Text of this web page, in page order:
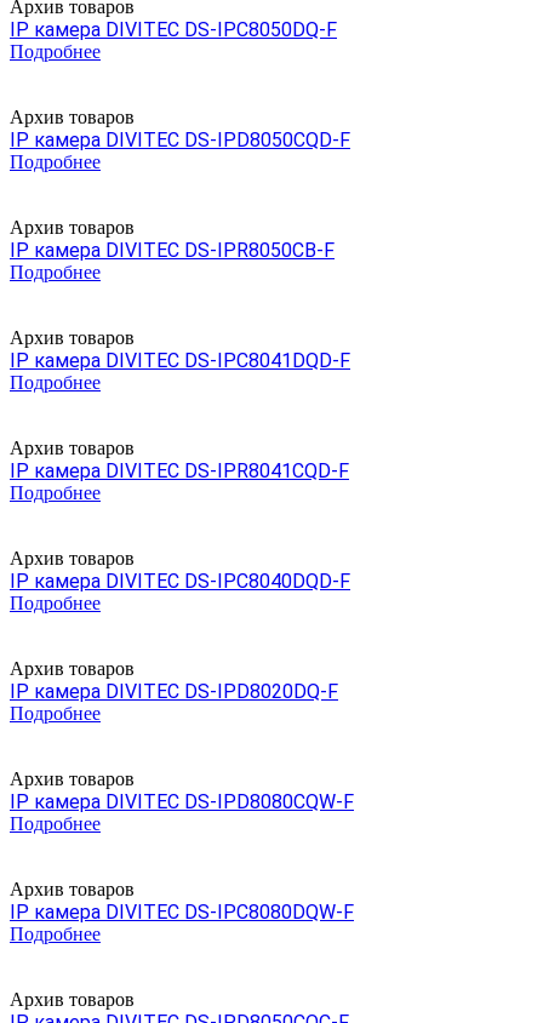
Архив товаров
IP камера DIVITEC DS-IPC8050DQ-F
Подробнее
Архив товаров
IP камера DIVITEC DS-IPD8050CQD-F
Подробнее
Архив товаров
IP камера DIVITEC DS-IPR8050CB-F
Подробнее
Архив товаров
IP камера DIVITEC DS-IPC8041DQD-F
Подробнее
Архив товаров
IP камера DIVITEC DS-IPR8041CQD-F
Подробнее
Архив товаров
IP камера DIVITEC DS-IPC8040DQD-F
Подробнее
Архив товаров
IP камера DIVITEC DS-IPD8020DQ-F
Подробнее
Архив товаров
IP камера DIVITEC DS-IPD8080CQW-F
Подробнее
Архив товаров
IP камера DIVITEC DS-IPC8080DQW-F
Подробнее
Архив товаров